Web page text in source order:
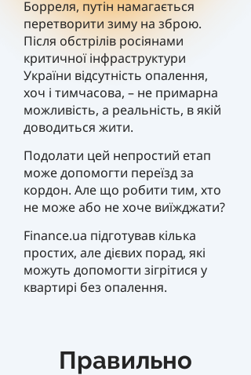
Борреля, путін намагається
перетворити зиму на зброю.
Після обстрілів росіянами
критичної інфраструктури
України відсутність опалення,
хоч і тимчасова, – не примарна
можливість, а реальність, в якій
доводиться жити.
Подолати цей непростий етап
може допомогти переїзд за
кордон. Але що робити тим, хто
не може або не хоче виїжджати?
Finance.ua підготував кілька
простих, але дієвих порад, які
можуть допомогти зігрітися у
квартирі без опалення.
Правильно